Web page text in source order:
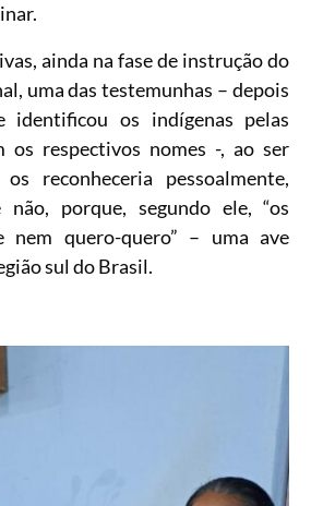
ainda na fase de instrução do
uma das testemunhas – depois
identificou os indígenas pelas
os respectivos nomes -, ao ser
reconheceria pessoalmente,
não, porque, segundo ele, “os
nem quero-quero” – uma ave
sul do Brasil.